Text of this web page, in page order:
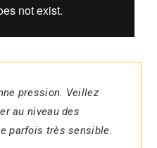
pression. Veillez
au niveau des
parfois très sensible.